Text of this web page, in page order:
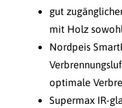
gut
mit Holz
Nordpeis
optimale
Supermax IR-